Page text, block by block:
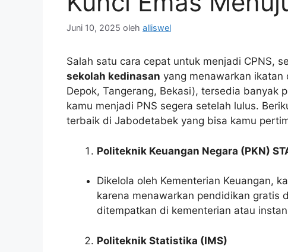
Juni 10, 2025 oleh alliswel
Salah satu cara cepat untuk menjadi CPNS,
sekolah kedinasan yang menawarkan ikatan
Depok, Tangerang, Bekasi), tersedia banyak
kamu menjadi PNS segera setelah lulus.
terbaik di Jabodetabek yang bisa kamu
Politeknik Keuangan Negara (PKN)
Dikelola oleh Kementerian Keuangan,
karena menawarkan pendidikan gratis
ditempatkan di kementerian atau
Politeknik Statistika (IMS)